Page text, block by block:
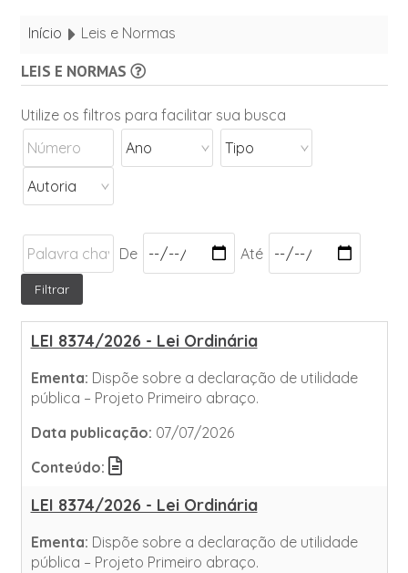
Início Leis e Normas
LEIS E NORMAS
Utilize os filtros para facilitar sua busca
De Até
LEI 8374/2026 - Lei Ordinária
Ementa: Dispõe sobre a declaração de utilidade
pública – Projeto Primeiro abraço.
Data publicação: 07/07/2026
Conteúdo:
LEI 8374/2026 - Lei Ordinária
Ementa: Dispõe sobre a declaração de utilidade
pública – Projeto Primeiro abraço.